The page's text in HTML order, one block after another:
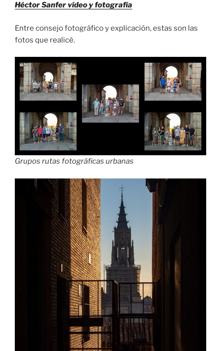
Héctor Sanfer vídeo y fotografía
Entre consejo fotográfico y explicación, estas son las
fotos que realicé.
Grupos rutas fotográficas urbanas